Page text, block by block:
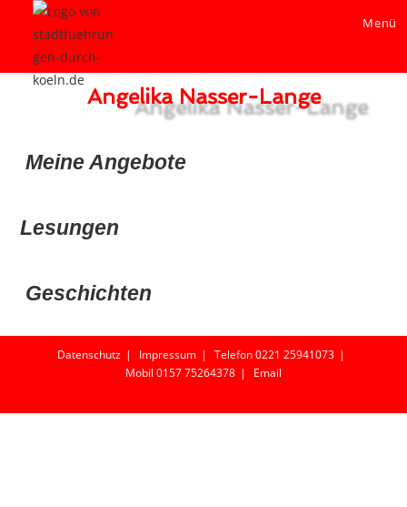
Menü
Angelika Nasser-Lange
Meine Angebote
Lesungen
Geschichten
Datenschutz Impressum
Telefon 0221 25941073
Mobil 0157 75264378
Email